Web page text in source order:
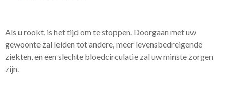
Als u rookt, is het tijd om te stoppen. Doorgaan met uw
gewoonte zal leiden tot andere, meer levensbedreigende
ziekten, en een slechte bloedcirculatie zal uw minste zorgen
zijn.